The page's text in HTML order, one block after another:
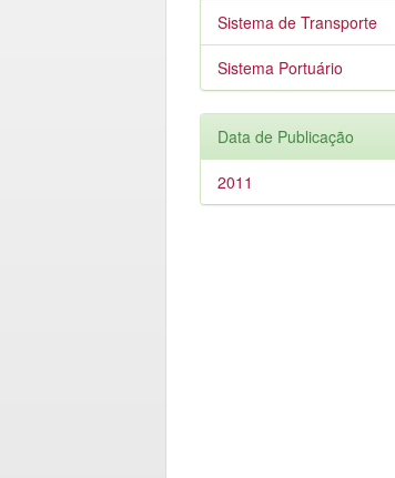
Sistema de Transporte
Sistema Portuário
Data de Publicação
2011